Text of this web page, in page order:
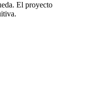
El proyecto